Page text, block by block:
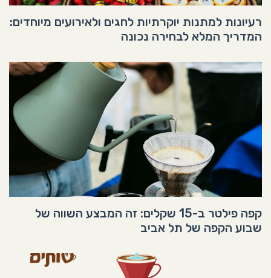
רעיונות למתנות יוקרתיות לחגים ולאירועים מיוחדים:
המדריך המלא לבחירה נכונה
קפה פילטר ב-15 שקלים: זה המבצע השווה של
שבוע הקפה של תל אביב